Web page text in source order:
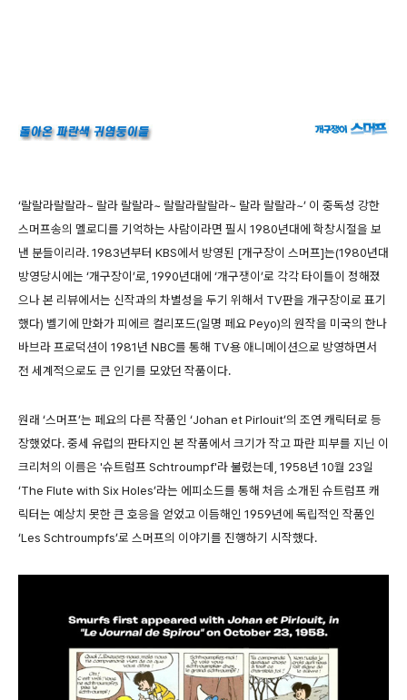
‘랄랄라랄랄라~ 랄라 랄랄라~ 랄랄라랄랄라~ 랄라 랄랄라~’ 이 중독성 강한
스머프송의 멜로디를 기억하는 사람이라면 필시 1980년대에 학창시절을 보
낸 분들이리라. 1983년부터 KBS에서 방영된 [개구장이 스머프]는(1980년대
방영당시에는 ‘개구장이’로, 1990년대에 ‘개구쟁이’로 각각 타이틀이 정해졌
으나 본 리뷰에서는 신작과의 차별성을 두기 위해서 TV판을 개구장이로 표기
했다) 벨기에 만화가 피에르 컬리포드(일명 페요 Peyo)의 원작을 미국의 한나
바브라 프로덕션이 1981년 NBC를 통해 TV용 애니메이션으로 방영하면서
전 세계적으로도 큰 인기를 모았던 작품이다.
원래 ‘스머프’는 페요의 다른 작품인 ‘Johan et Pirlouit’의 조연 캐릭터로 등
장했었다. 중세 유럽의 판타지인 본 작품에서 크기가 작고 파란 피부를 지닌 이
크리처의 이름은 '슈트럼프 Schtroumpf'라 불렸는데, 1958년 10월 23일
‘The Flute with Six Holes’라는 에피소드를 통해 처음 소개된 슈트럼프 캐
릭터는 예상치 못한 큰 호응을 얻었고 이듬해인 1959년에 독립적인 작품인
‘Les Schtroumpfs’로 스머프의 이야기를 진행하기 시작했다.